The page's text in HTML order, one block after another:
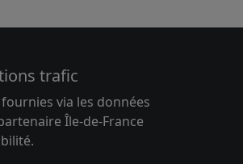
trafic
via les données
Île-de-France